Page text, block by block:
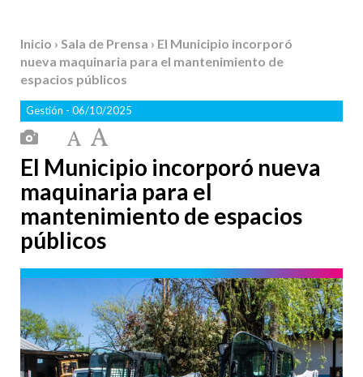
Inicio › Sala de Prensa › El Municipio incorporó
nueva maquinaria para el mantenimiento de
espacios públicos
Gestión - 06/10/2025
El Municipio incorporó nueva
maquinaria para el
mantenimiento de espacios
públicos